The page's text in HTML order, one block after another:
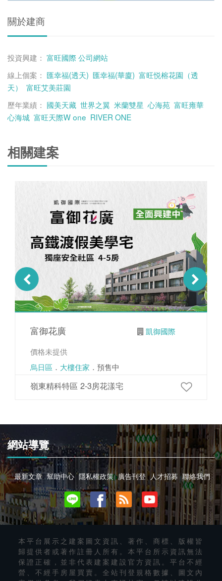
關於建商
投資興建： 富旺國際公司網站
線上個案： 匯幸福(透天) 匯幸福(華廈) 富旺悦榕花園（透
天）
富旺艾美莊園
歷年業績： 國美天藏 世界之翼 米蘭雙星 心海苑 富旺雍華
心海城 富旺天際W one RIVER ONE
相關建案
富御花廣
凱御國際
價格未提供
烏日區 ． 大樓住家 ．預售中
嶺東精科特區 2-3房花漾宅
網站導覽
最新文章 幫助中心 隱私權政策 廣告刊登 人才招募 聯絡我們
本平台展示之建案圖文資訊、著作、商標、版權皆
歸提供者或著作註冊人所有。本平台所示資訊無法
保證正確，並非代表建案建設官方資訊。平台不經
營、不經手房屋買賣。全站刊登規格數據、圖文內